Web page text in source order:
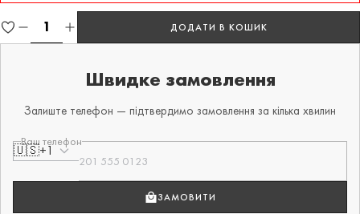
ДОДАТИ В КОШИК
Швидке замовлення
Залиште телефон — підтвердимо замовлення за кілька хвилин
Ваш телефон
🇺🇸+1
ЗАМОВИТИ